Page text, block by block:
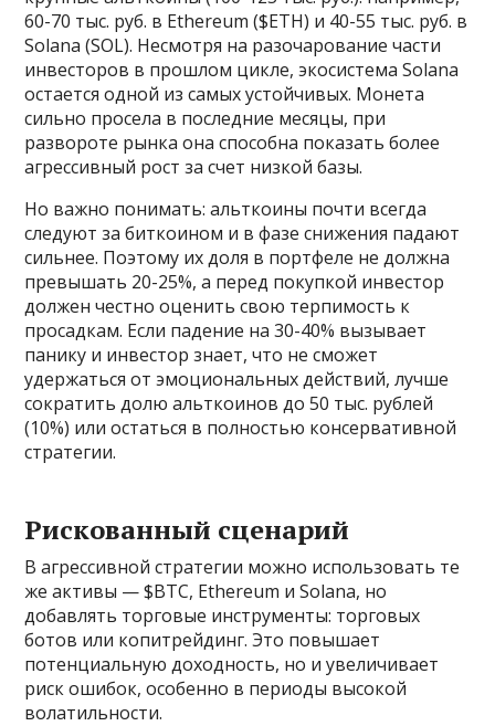
60-70 тыс. руб. в Ethereum ($ETH) и 40-55 тыс. руб. в
Solana (SOL). Несмотря на разочарование части
инвесторов в прошлом цикле, экосистема Solana
остается одной из самых устойчивых. Монета
сильно просела в последние месяцы, при
развороте рынка она способна показать более
агрессивный рост за счет низкой базы.
Но важно понимать: альткоины почти всегда
следуют за биткоином и в фазе снижения падают
сильнее. Поэтому их доля в портфеле не должна
превышать 20-25%, а перед покупкой инвестор
должен честно оценить свою терпимость к
просадкам. Если падение на 30-40% вызывает
панику и инвестор знает, что не сможет
удержаться от эмоциональных действий, лучше
сократить долю альткоинов до 50 тыс. рублей
(10%) или остаться в полностью консервативной
стратегии.
Рискованный сценарий
В агрессивной стратегии можно использовать те
же активы — $BTC, Ethereum и Solana, но
добавлять торговые инструменты: торговых
ботов или копитрейдинг. Это повышает
потенциальную доходность, но и увеличивает
риск ошибок, особенно в периоды высокой
волатильности.